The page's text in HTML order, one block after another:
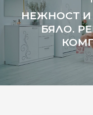
НЕЖНОСТ И
БЯЛО.